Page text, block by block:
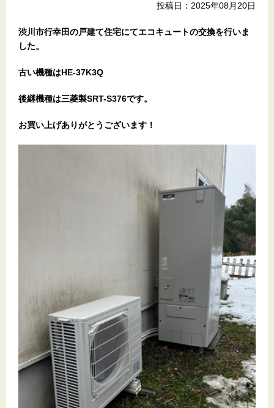
投稿日：2025年08月20日
渋川市行幸田の戸建て住宅にてエコキュートの交換を行いま
した。
古い機種はHE-37K3Q
後継機種は三菱製SRT-S376です。
お買い上げありがとうございます ！